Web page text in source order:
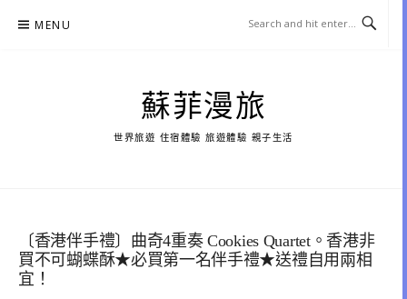
MENU
蘇菲漫旅
世界旅遊 住宿體驗 旅遊體驗 親子生活
〔香港伴手禮〕曲奇4重奏 Cookies Quartet。香港非
買不可蝴蝶酥★必買第一名伴手禮★送禮自用兩相
宜！